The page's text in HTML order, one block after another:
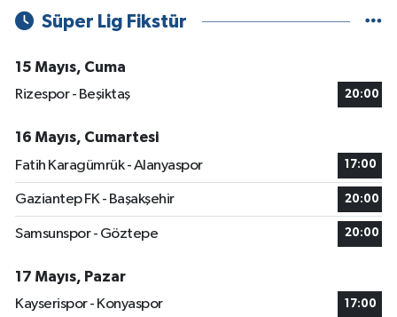
Süper Lig Fikstür
15 Mayıs, Cuma
Rizespor - Beşiktaş
20:00
16 Mayıs, Cumartesi
Fatih Karagümrük - Alanyaspor
17:00
Gaziantep FK - Başakşehir 20:00
Samsunspor - Göztepe 20:00
17 Mayıs, Pazar
Kayserispor - Konyaspor
17:00